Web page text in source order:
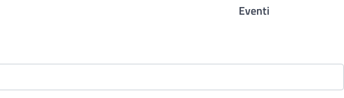
Eventi